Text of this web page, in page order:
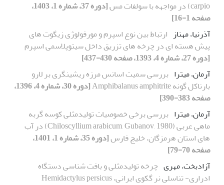
carpio) در مواجهه با سولفات مس
[دوره 37، شماره 1، 1403،
صفحه 1-16]
آذرنیا، مهناز ارتباط بین نوع اسپرم و مورفولوژی زیگوت های
پیش هسته ای در چرخه های تزریق داخل سیتوپلاسمی اسپرم
[دوره 27، شماره 4، 1393، صفحه 430-437]
آرمان، میترا بررسی سمیت اسانس‌ مرزه ریشینگری بر لارو
بارناکل گونه Amphibalanus amphitrite
[دوره 30، شماره 4، 1396،
صفحه 383-390]
آرمان، میترا بررسی برخی خصوصیات تولیدمثلی کوسه گربه
ماهی عربی (Chiloscyllium arabicum, Gubanov, 1980) در آب
های استان هرمزگان، خلیج فارس
[دوره 35، شماره 1، 1401،
صفحه 70-79]
آزادبخت، مهری چرخه تولیدمثلی و بافت شناسی دستگاه
ادراری- تناسلی نر گکوی ایرانی، Hemidactylus persicus